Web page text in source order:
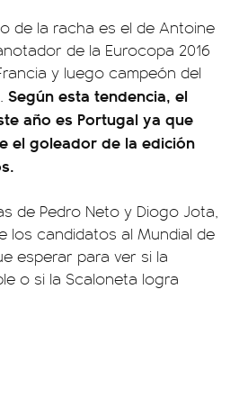
de la racha es el de Antoine
de la Eurocopa 2016
y luego campeón del
Según esta tendencia, el
año es Portugal ya que
el goleador de la edición
de Pedro Neto y Diogo Jota,
los candidatos al Mundial de
esperar para ver si la
o si la Scaloneta logra